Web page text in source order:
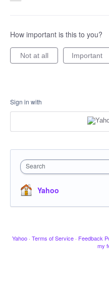
How important is this to you?
Not at all Important
Sign in with
Search
Yahoo
Yahoo · Terms of Service · Feedback
my